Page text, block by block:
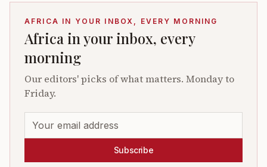
AFRICA IN YOUR INBOX, EVERY MORNING
Africa in your inbox, every
morning
Our editors' picks of what matters. Monday to
Friday.
Subscribe